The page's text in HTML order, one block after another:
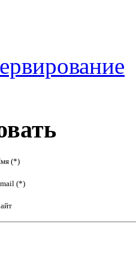
(*)
(*)